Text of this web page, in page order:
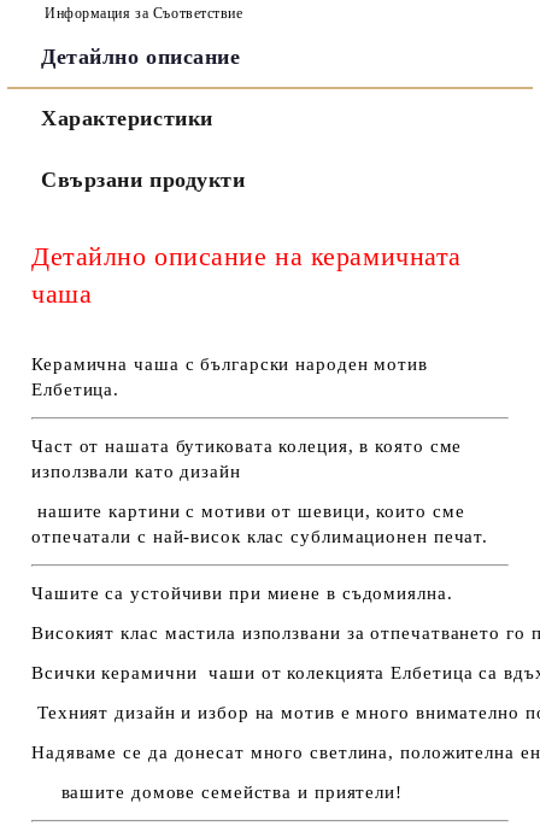
Ние ще се свържем с вас в рамките на работния ден.
Информация за Съответствие
Детайлно описание
Характеристики
Свързани продукти
Детайлно описание на керамичната
чаша
Керамична чаша с български народен мотив
Елбетица.
Част от нашата бутиковата колеция, в която сме
използвали като дизайн
нашите картини с мотиви от шевици, които сме
отпечатали с най-висок клас сублимационен печат.
Чашите са устойчиви при миене в съдомиялна.
Високият клас мастила използвани за отпечатването го
Всички керамични чаши от колекцията Елбетица са
Техният дизайн и избор на мотив е много внимателно
Надяваме се да донесат много светлина, положителна
вашите домове семейства и приятели!